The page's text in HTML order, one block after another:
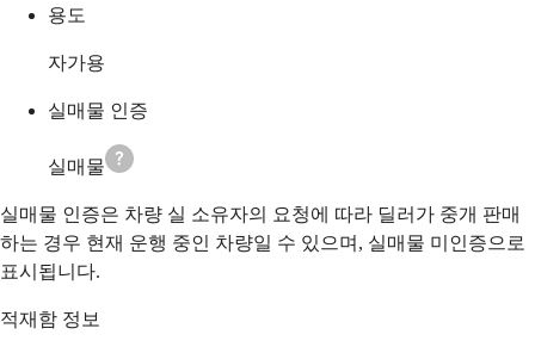
용도
자가용
실매물 인증
실매물
실매물 인증은 차량 실 소유자의 요청에 따라 딜러가 중개 판매
하는 경우 현재 운행 중인 차량일 수 있으며, 실매물 미인증으로
표시됩니다.
적재함 정보